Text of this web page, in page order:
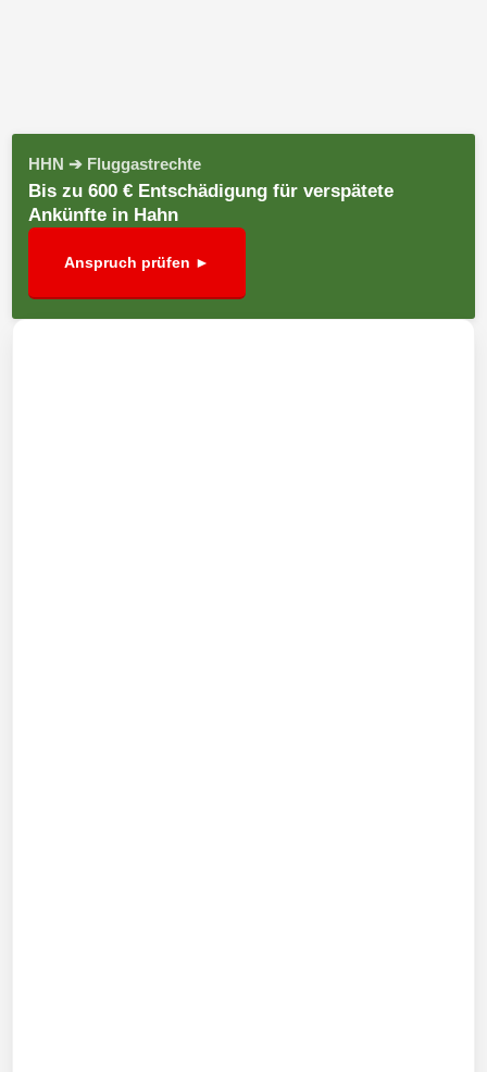
HHN ➔ Fluggastrechte
Bis zu 600 € Entschädigung für verspätete
Ankünfte in Hahn
Anspruch prüfen ►